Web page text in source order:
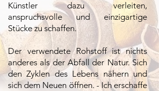
Künstler dazu verleiten,
anspruchsvolle und einzigartige
Stücke zu schaffen.
Der verwendete Rohstoff ist nichts
anderes als der Abfall der Natur. Sich
den Zyklen des Lebens nähern und
sich dem Neuen öffnen. - Ich erschaffe